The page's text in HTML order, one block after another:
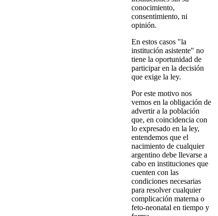
conocimiento,
consentimiento, ni
opinión.
En estos casos "la
institución asistente" no
tiene la oportunidad de
participar en la decisión
que exige la ley.
Por este motivo nos
vemos en la obligación de
advertir a la población
que, en coincidencia con
lo expresado en la ley,
entendemos que el
nacimiento de cualquier
argentino debe llevarse a
cabo en instituciones que
cuenten con las
condiciones necesarias
para resolver cualquier
complicación materna o
feto-neonatal en tiempo y